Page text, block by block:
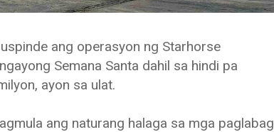
ang operasyon ng Starhorse
Semana Santa dahil sa hindi pa
ayon sa ulat.
ang naturang halaga sa mga paglabag